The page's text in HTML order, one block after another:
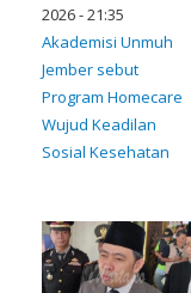
2026 - 21:35
Akademisi Unmuh
Jember sebut
Program Homecare
Wujud Keadilan
Sosial Kesehatan